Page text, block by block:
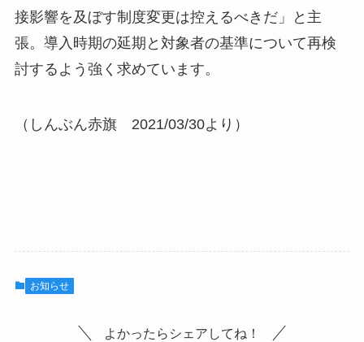
接影響を及ぼす制度変更は控えるべきだ」と主
張。導入時期の延期と対象者の基準について再検
討するよう強く求めています。
（しんぶん赤旗 2021/03/30より）
お知らせ
よかったらシェアしてね！